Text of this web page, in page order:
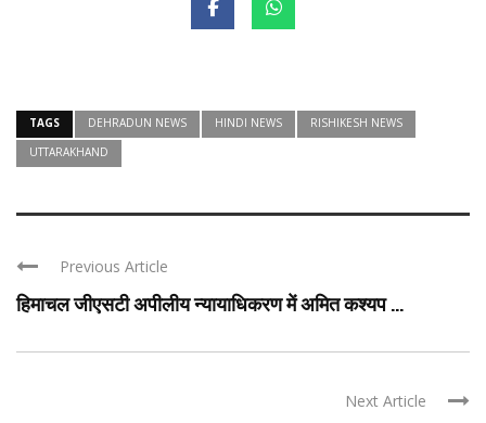
TAGS DEHRADUN NEWS HINDI NEWS
RISHIKESH NEWS
UTTARAKHAND
Previous Article
हिमाचल जीएसटी अपीलीय न्यायाधिकरण में अमित कश्यप ...
Next Article